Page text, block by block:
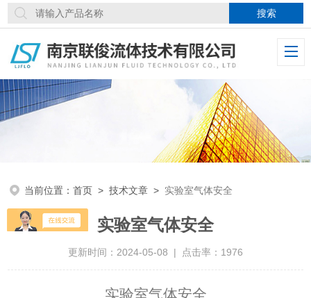
当前位置：首页 >技术文章 > 实验室气体安全
实验室气体安全
更新时间：2024-05-08 | 点击率：1976
实验室气体安全